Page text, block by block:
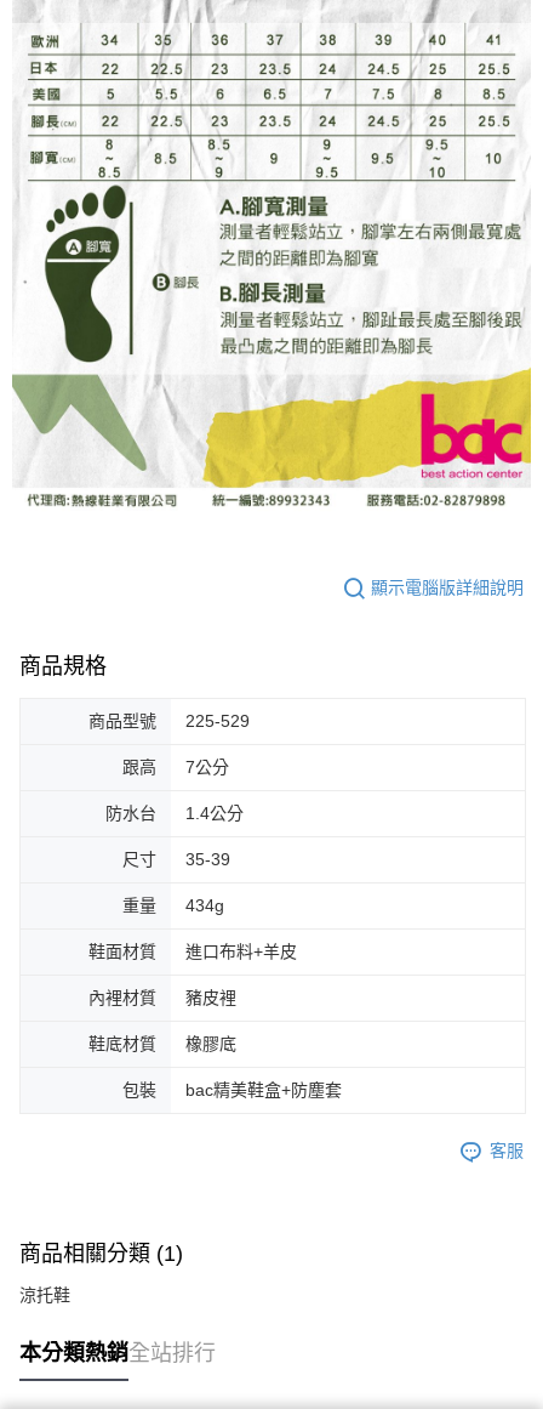
顯示電腦版詳細說明
商品規格
商品型號 225-529
跟高 7公分
防水台 1.4公分
尺寸 35-39
重量 434g
鞋面材質 進口布料+羊皮
內裡材質 豬皮裡
鞋底材質 橡膠底
包裝 bac精美鞋盒+防塵套
客服
商品相關分類 (1)
涼托鞋
本分類熱銷全站排行